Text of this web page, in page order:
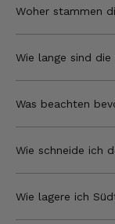
Woher stammen
Wie lange sind
Was beachten
Wie schneide ich
Wie lagere ich